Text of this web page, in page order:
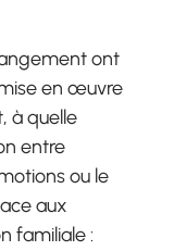
ont
en œuvre
à quelle
entre
ou le
aux
familiale :